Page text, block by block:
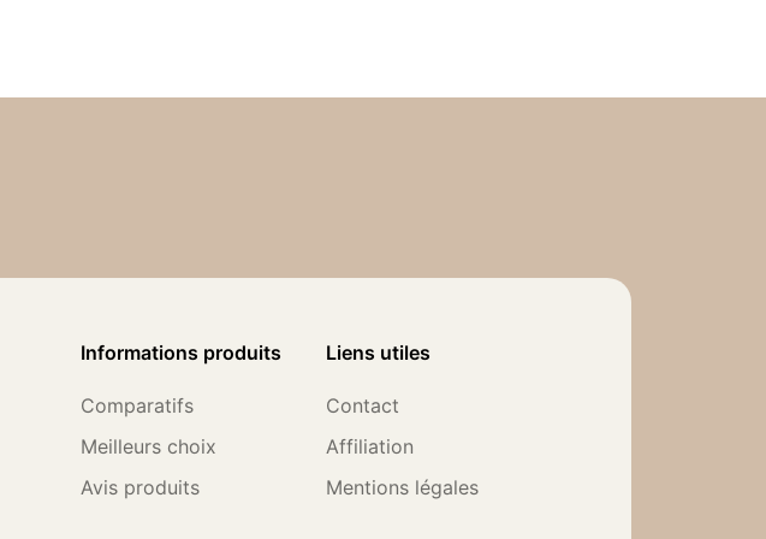
Informations produits
Comparatifs
Meilleurs choix
Avis produits
Liens utiles
Contact
Affiliation
Mentions légales